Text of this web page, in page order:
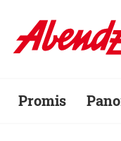
Promis